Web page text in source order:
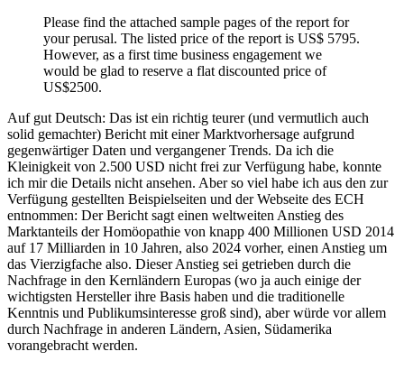
Please find the attached sample pages of the report for
your perusal. The listed price of the report is US$ 5795.
However, as a first time business engagement we
would be glad to reserve a flat discounted price of
US$2500.
Auf gut Deutsch: Das ist ein richtig teurer (und vermutlich auch
solid gemachter) Bericht mit einer Marktvorhersage aufgrund
gegenwärtiger Daten und vergangener Trends. Da ich die
Kleinigkeit von 2.500 USD nicht frei zur Verfügung habe, konnte
ich mir die Details nicht ansehen. Aber so viel habe ich aus den zur
Verfügung gestellten Beispielseiten und der Webseite des ECH
entnommen: Der Bericht sagt einen weltweiten Anstieg des
Marktanteils der Homöopathie von knapp 400 Millionen USD 2014
auf 17 Milliarden in 10 Jahren, also 2024 vorher, einen Anstieg um
das Vierzigfache also. Dieser Anstieg sei getrieben durch die
Nachfrage in den Kernländern Europas (wo ja auch einige der
wichtigsten Hersteller ihre Basis haben und die traditionelle
Kenntnis und Publikumsinteresse groß sind), aber würde vor allem
durch Nachfrage in anderen Ländern, Asien, Südamerika
vorangebracht werden.